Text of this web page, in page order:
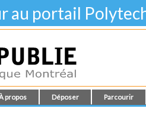
au portail
propos Déposer Parcourir